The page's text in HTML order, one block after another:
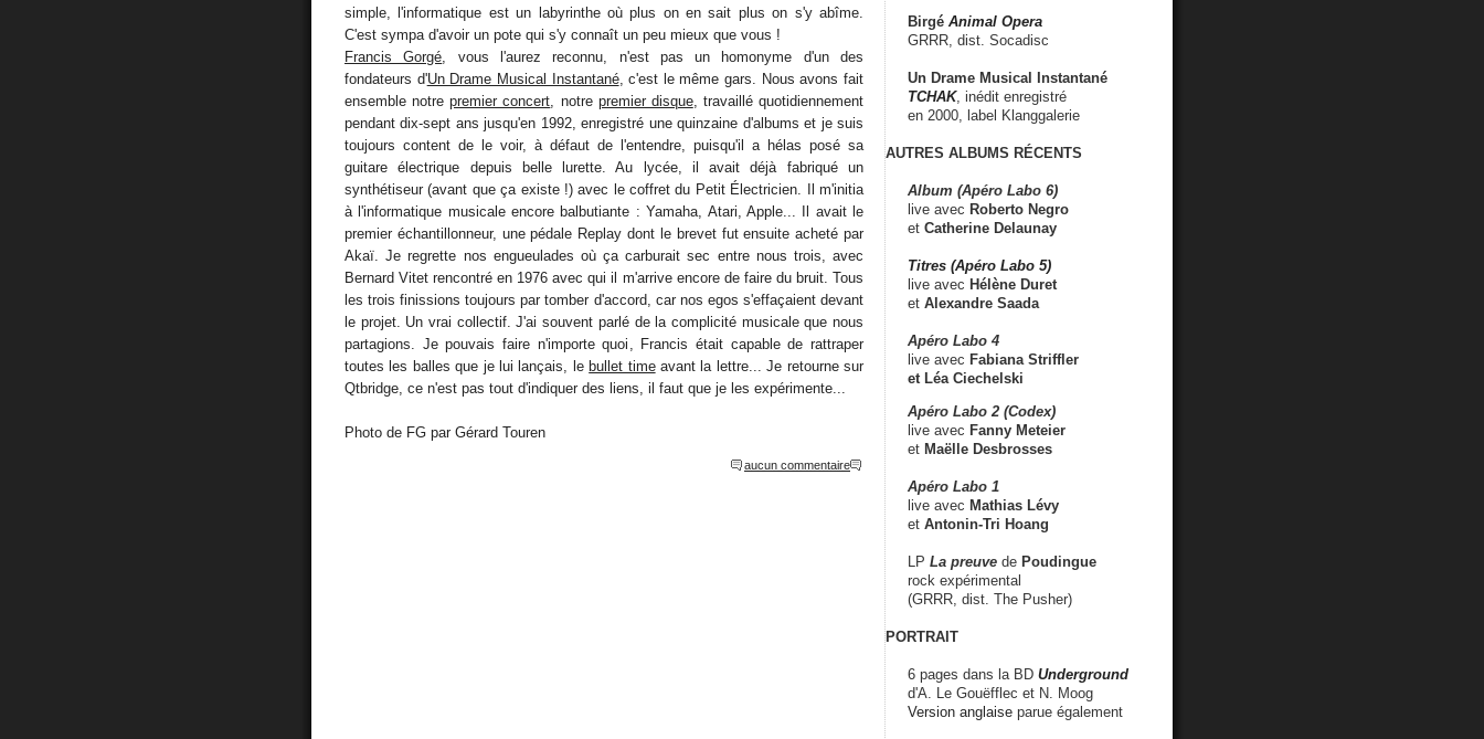
simple, l'informatique est un labyrinthe où plus on en sait plus on s'y abîme.
C'est sympa d'avoir un pote qui s'y connaît un peu mieux que vous !
Francis Gorgé , vous l'aurez reconnu, n'est pas un homonyme d'un des
fondateurs d'Un Drame Musical Instantané, c'est le même gars. Nous avons fait
ensemble notrepremier concert , notre premier disque, travaillé quotidiennement
pendant dix-sept ans jusqu'en 1992, enregistré une quinzaine d'albums et je suis
toujours content de le voir, à défaut de l'entendre, puisqu'il a hélas posé sa
guitare électrique depuis belle lurette. Au lycée, il avait déjà fabriqué un
synthétiseur (avant que ça existe !) avec le coffret du Petit Électricien. Il m'initia
à l'informatique musicale encore balbutiante : Yamaha, Atari, Apple... Il avait le
premier échantillonneur, une pédale Replay dont le brevet fut ensuite acheté par
Akaï. Je regrette nos engueulades où ça carburait sec entre nous trois, avec
Bernard Vitet rencontré en 1976 avec qui il m'arrive encore de faire du bruit. Tous
les trois finissions toujours par tomber d'accord, car nos egos s'effaçaient devant
le projet. Un vrai collectif. J'ai souvent parlé de la complicité musicale que nous
partagions. Je pouvais faire n'importe quoi, Francis était capable de rattraper
toutes les balles que je lui lançais, le bullet timeavant la lettre... Je retourne sur
Qtbridge, ce n'est pas tout d'indiquer des liens, il faut que je les expérimente...
Photo de FG par Gérard Touren
aucun commentaire
Birgé Animal Opera
GRRR, dist. Socadisc
Un Drame Musical Instantané
TCHAK, inédit enregistré
en 2000, label Klanggalerie
AUTRES ALBUMS RÉCENTS
Album (Apéro Labo 6)
live avec Roberto Negro
et Catherine Delaunay
Titres (Apéro Labo 5)
live avec Hélène Duret
et Alexandre Saada
Apéro Labo 4
live avec Fabiana Striffler
et Léa Ciechelski
Apéro Labo 2 (Codex)
live avec Fanny Meteier
et Maëlle Desbrosses
Apéro Labo 1
live avec Mathias Lévy
et Antonin-Tri Hoang
LP La preuve de Poudingue
rock expérimental
(GRRR, dist. The Pusher)
PORTRAIT
6 pages dans la BD Underground
d'A. Le Gouëfflec et N. Moog
Version anglaise parue également